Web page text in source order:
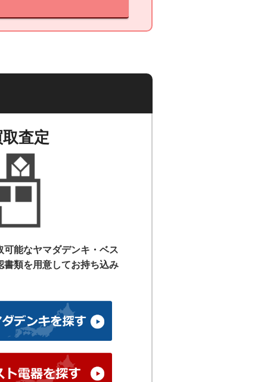
査定
能なヤマダデンキ・ベス
書類を用意してお持ち込み